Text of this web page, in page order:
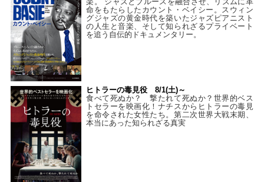
命をもたらしたカウント・ベイシー。スウィン
グジャズの黄金時代を築いたジャズピアニスト
の人生と音楽、そして知られざるプライベート
を追う自伝的ドキュメンタリー。
ヒトラーの毒見役 8/1(土)～
食べて死ぬか？ 撃たれて死ぬか？世界的ベス
トセラーを映画化！ナチスからヒトラーの毒見
を命令された女性たち。第二次世界大戦末期、
本当にあった知られざる真実